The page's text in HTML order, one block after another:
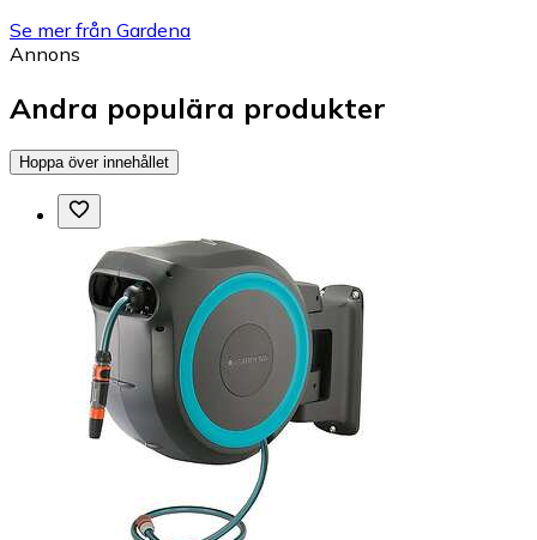
Se mer från Gardena
Annons
Andra populära produkter
Hoppa över innehållet